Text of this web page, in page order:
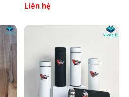
Liên hệ